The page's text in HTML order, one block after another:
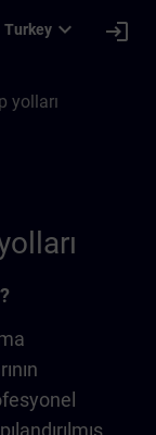
Turkey expand_more login
yolları